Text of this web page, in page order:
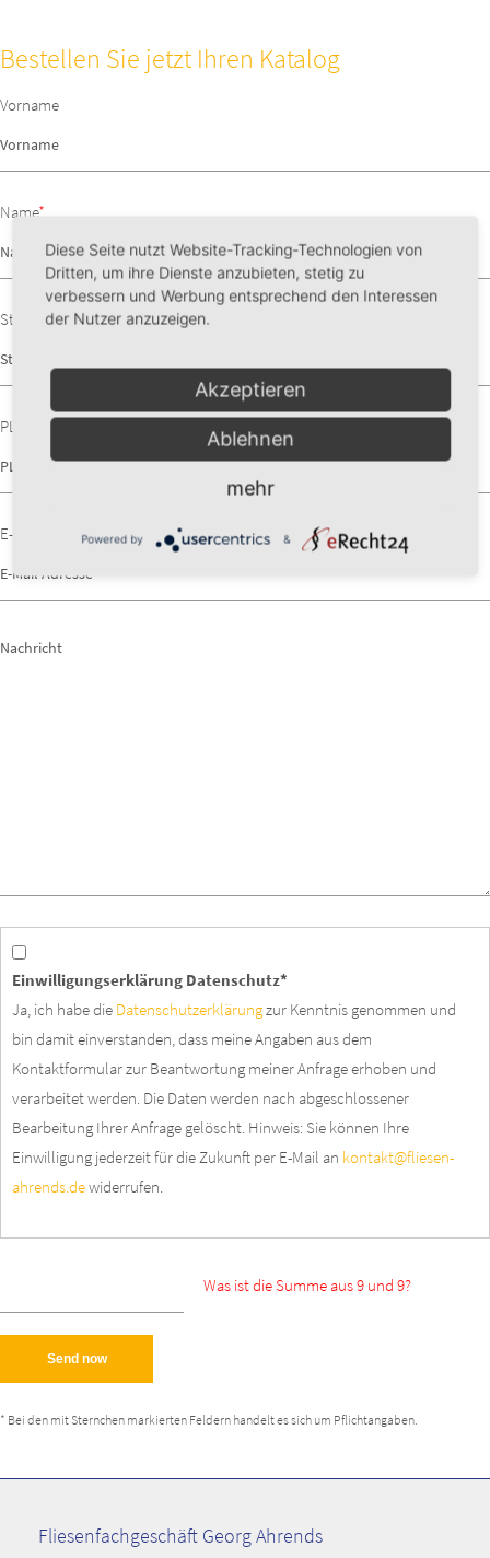
Bestellen Sie jetzt Ihren Katalog
Vorname
Name*
Straße, Nr.*
PLZ, Ort*
E-Mail-Adresse*
Einwilligungserklärung Datenschutz*
Ja, ich habe die Datenschutzerklärungzur Kenntnis genommen und
bin damit einverstanden, dass meine Angaben aus dem
Kontaktformular zur Beantwortung meiner Anfrage erhoben und
verarbeitet werden. Die Daten werden nach abgeschlossener
Bearbeitung Ihrer Anfrage gelöscht. Hinweis: Sie können Ihre
Einwilligung jederzeit für die Zukunft per E-Mail an kontakt@fliesen-
ahrends.dewiderrufen.
Was ist die Summe aus 9 und 9?
Send now
* Bei den mit Sternchen markierten Feldern handelt es sich um Pflichtangaben.
Fliesenfachgeschäft Georg Ahrends
Diese Seite nutzt Website-Tracking-Technologien von
Dritten, um ihre Dienste anzubieten, stetig zu
verbessern und Werbung entsprechend den Interessen
der Nutzer anzuzeigen.
Akzeptieren
Ablehnen
mehr
Powered by &